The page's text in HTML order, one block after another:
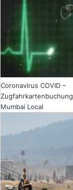
Coronavirus COVID –
Zugfahrkartenbuchung
Mumbai Local